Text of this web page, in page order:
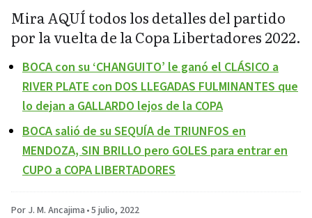
Mira AQUÍ todos los detalles del partido
por la vuelta de la Copa Libertadores 2022.
BOCA con su ‘CHANGUITO’ le ganó el CLÁSICO a
RIVER PLATE con DOS LLEGADAS FULMINANTES que
lo dejan a GALLARDO lejos de la COPA
BOCA salió de su SEQUÍA de TRIUNFOS en
MENDOZA, SIN BRILLO pero GOLES para entrar en
CUPO a COPA LIBERTADORES
Por J. M. Ancajima •5 julio, 2022